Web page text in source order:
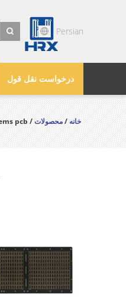
Persian
درخواست نقل قول
خانه/محصولات/ ultra thin mems pcb